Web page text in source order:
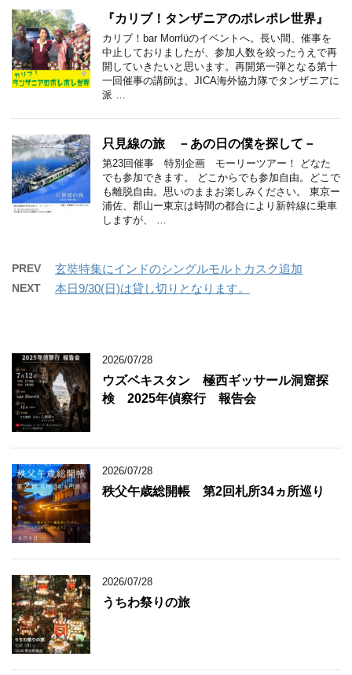
『カリブ！タンザニアのポレポレ世界』
カリブ！bar Morrlüのイベントへ。長い間、催事を
中止しておりましたが、参加人数を絞ったうえで再
開していきたいと思います。再開第一弾となる第十
一回催事の講師は、JICA海外協力隊でタンザニアに
派 …
只見線の旅 －あの日の僕を探して－
第23回催事 特別企画 モーリーツアー！ どなた
でも参加できます。 どこからでも参加自由。どこで
も離脱自由。思いのままお楽しみください。 東京ー
浦佐、郡山ー東京は時間の都合により新幹線に乗車
しますが、 …
PREV 玄奘特集にインドのシングルモルトカスク追加
NEXT 本日9/30(日)は貸し切りとなります。
2026/07/28
ウズベキスタン 極西ギッサール洞窟探
検 2025年偵察行 報告会
2026/07/28
秩父午歳総開帳 第2回札所34ヵ所巡り
2026/07/28
うちわ祭りの旅